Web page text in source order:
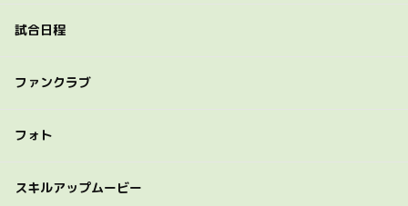
試合日程
ファンクラブ
フォト
スキルアップムービー